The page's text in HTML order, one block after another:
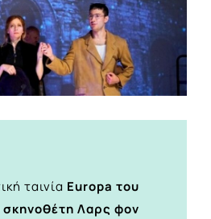
ταινία Europa του
σκηνοθέτη Λαρς φον